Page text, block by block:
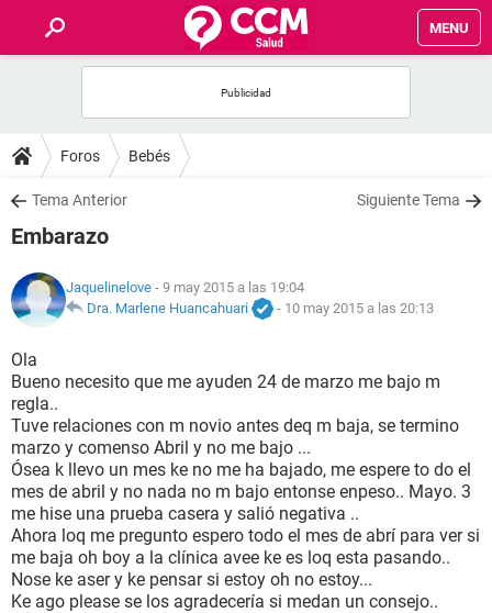
MENU
FOROS
SALUD
NUTRICIÓN
BIENESTAR
SEXUALIDAD
GLOSARIO
Foros Bebés
Tema Anterior Siguiente Tema
Embarazo
Jaquelinelove - 9 may 2015 a las 19:04
Dra. Marlene Huancahuari
- 10 may 2015 a las 20:13
Ola
Bueno necesito que me ayuden 24 de marzo me bajo m
regla..
Tuve relaciones con m novio antes deq m baja, se termino
marzo y comenso Abril y no me bajo ...
Ósea k llevo un mes ke no me ha bajado, me espere to do el
mes de abril y no nada no m bajo entonse enpeso.. Mayo. 3
me hise una prueba casera y salió negativa ..
Ahora loq me pregunto espero todo el mes de abrí para ver si
me baja oh boy a la clínica avee ke es loq esta pasando..
Nose ke aser y ke pensar si estoy oh no estoy...
Ke ago please se los agradecería si medan un consejo..